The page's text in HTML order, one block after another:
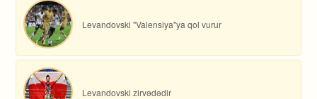
Levandovski "Valensiya"ya qol vurur
Levandovski zirvədədir